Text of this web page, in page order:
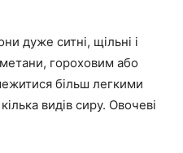
дуже ситні, щільні і
гороховим або
більш легкими
видів сиру. Овочеві